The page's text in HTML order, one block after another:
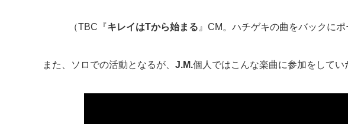
（TBC『キレイはTから始まる 』CM。ハチゲキの曲をバックに
また、ソロでの活動となるが、 J.M.個人ではこんな楽曲に参加をしてい